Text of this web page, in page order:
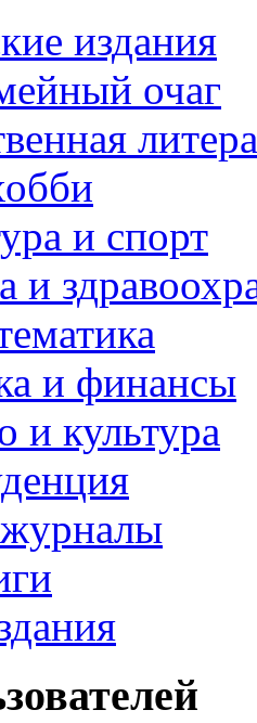
издания
очаг
и спорт
и
и финансы
и культура